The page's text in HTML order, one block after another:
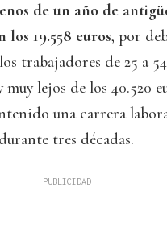
de un año de
los 19.558 euros, por
trabajadores de 25 a
lejos de los 40.520
una carrera
tres décadas.